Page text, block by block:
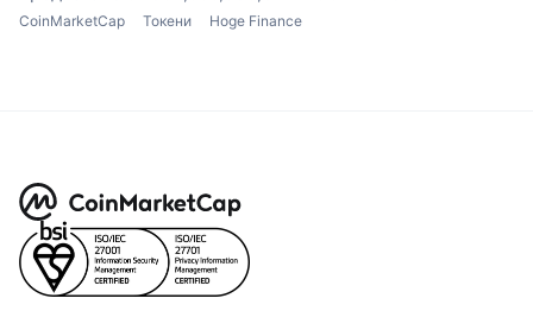
CoinMarketCap Токени Hoge Finance